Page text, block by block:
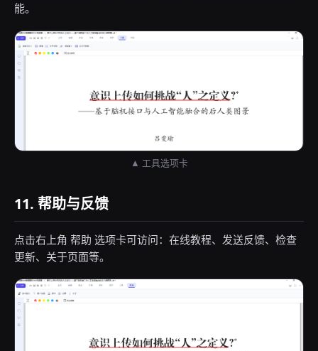
能。
▲ 工具选项卡
11. 帮助与反馈
点击右上角 帮助 选项卡可访问：在线教程、发送反馈、检查
更新、关于页面等。